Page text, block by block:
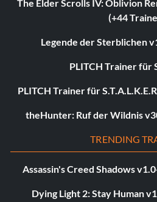
The Elder Scrolls IV: Oblivion
(+44
Legende der Sterblichen
PLITCH Trainer für
PLITCH Trainer für
theHunter: Ruf der Wildnis
TRENDING
Assassin's Creed Shadows
Dying Light 2: Stay Human